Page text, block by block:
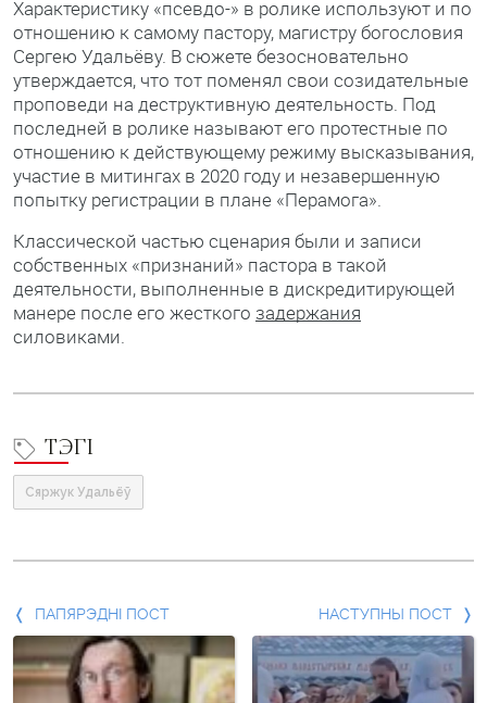
Характеристику «псевдо-» в ролике используют и по
отношению к самому пастору, магистру богословия
Сергею Удальёву. В сюжете безосновательно
утверждается, что тот поменял свои созидательные
проповеди на деструктивную деятельность. Под
последней в ролике называют его протестные по
отношению к действующему режиму высказывания,
участие в митингах в 2020 году и незавершенную
попытку регистрации в плане «Перамога».
Классической частью сценария были и записи
собственных «признаний» пастора в такой
деятельности, выполненные в дискредитирующей
манере после его жесткого задержания
силовиками.
ТЭГІ
Сяржук Удальёў
Папярэдні
пост
і
ПАПЯРЭДНІ ПОСТ НАСТУПНЫ ПОСТ